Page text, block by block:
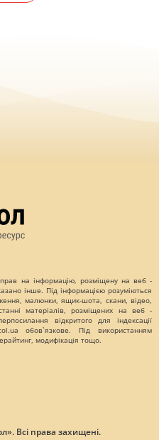
на інформацію, розміщену на веб -
інше. Під інформацією розуміються
малюнки, ящик-шота, скани, відео,
матеріалів, розміщених на веб -
відкритого для індексації
обов`язкове. Під використанням
модифікація тощо.
Всі права захищені.